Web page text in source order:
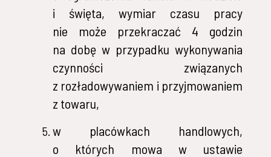
i święta, wymiar czasu pracy
nie może przekraczać 4 godzin
na dobę w przypadku wykonywania
czynności związanych
z rozładowywaniem i przyjmowaniem
z towaru,
w placówkach handlowych,
o których mowa w ustawie